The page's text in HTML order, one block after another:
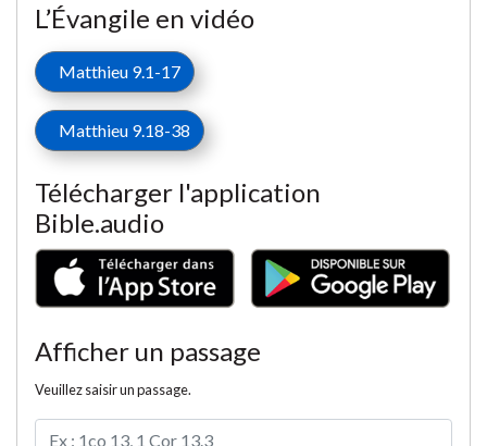
L’Évangile en vidéo
Matthieu 9.1-17
Matthieu 9.18-38
Télécharger l'application
Bible.audio
Afficher un passage
Veuillez saisir un passage.